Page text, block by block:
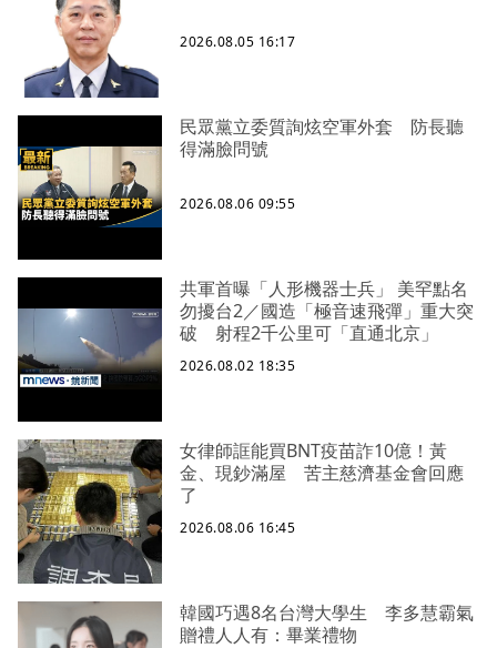
2026.08.05 16:17
民眾黨立委質詢炫空軍外套 防長聽
得滿臉問號
2026.08.06 09:55
共軍首曝「人形機器士兵」 美罕點名
勿擾台2／國造「極音速飛彈」重大突
破 射程2千公里可「直通北京」
2026.08.02 18:35
女律師誆能買BNT疫苗詐10億！黃
金、現鈔滿屋 苦主慈濟基金會回應
了
2026.08.06 16:45
韓國巧遇8名台灣大學生 李多慧霸氣
贈禮人人有：畢業禮物